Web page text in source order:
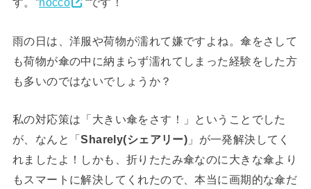
雨の日は、洋服や荷物が濡れて嫌ですよね。傘をさして
も荷物が傘の中に納まらず濡れてしまった経験をした方
も多いのではないでしょうか？
私の対応策は「大きい傘をさす！」ということでした
が、なんと「Sharely(シェアリー) 」が一発解決してく
れましたよ！しかも、折りたたみ傘なのに大きな傘より
もスマートに解決してくれたので、本当に画期的な傘だ